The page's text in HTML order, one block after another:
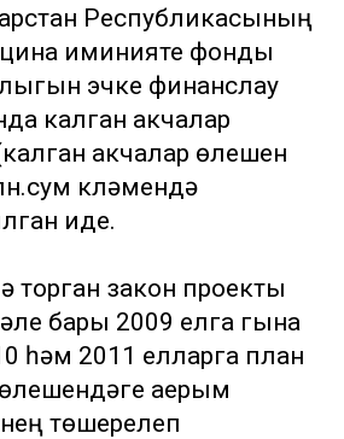
Республикасының
иминияте фонды
эчке финанслау
калган акчалар
(калган акчалар өлешен
күләмендә
иде.
торган закон проекты
бары 2009 елга гына
һәм 2011 елларга план
өлешендәге аерым
төшерелеп